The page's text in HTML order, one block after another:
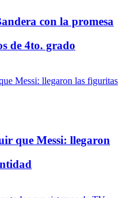
con la promesa
de 4to. grado
que Messi: llegaron